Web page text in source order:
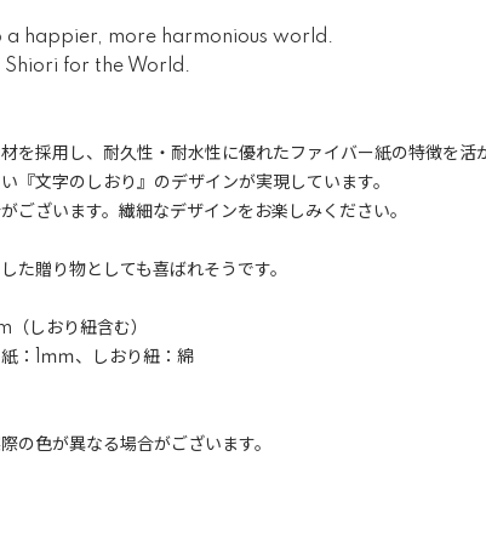
a happier, more harmonious world.
for the World.
を採用し、耐久性・耐水性に優れたファイバー紙の特徴を活
『文字のしおり』のデザインが実現しています。
ございます。繊細なデザインをお楽しみください。
た贈り物としても喜ばれそうです。
しおり紐含む）
：1ｍｍ、しおり紐：綿
の色が異なる場合がございます。